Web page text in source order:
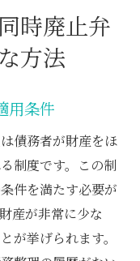
時廃止弁
方法
用条件
債務者が財産をほ
制度です。この制
件を満たす必要が
産が非常に少な
が挙げられます。